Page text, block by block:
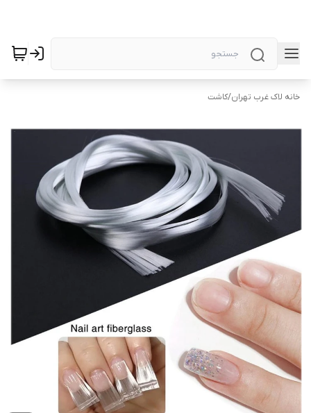
خانه لاک غرب تهران/کاشت